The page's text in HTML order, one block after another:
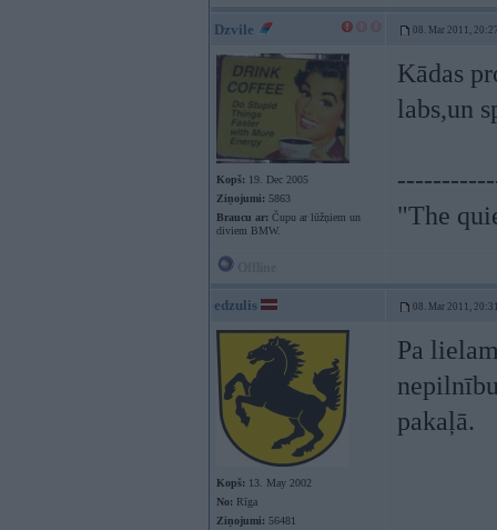
Dzvile 08. Mar 2011,
Kopš: 19. Dec 2005
Ziņojumi: 5863
Braucu ar: Čupu ar lūžņiem un
diviem BMW.
Kādas
labs,un
"The
edzulis 08. Mar 2011,
Kopš: 13. May 2002
No: Rīga
Ziņojumi: 56481
Pa
pakaļā.